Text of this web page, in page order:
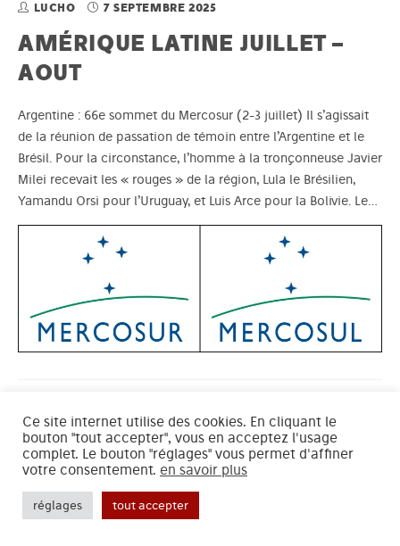
LUCHO 7 SEPTEMBRE 2025
AMÉRIQUE LATINE JUILLET –
AOUT
Argentine : 66e sommet du Mercosur (2-3 juillet) Il s’agissait
de la réunion de passation de témoin entre l’Argentine et le
Brésil. Pour la circonstance, l’homme à la tronçonneuse Javier
Milei recevait les « rouges » de la région, Lula le Brésilien,
Yamandu Orsi pour l’Uruguay, et Luis Arce pour la Bolivie. Le…
PROTECTION SOCIALE
BERNARD TEPER, FRÉDÉRIC PIERRU
7 SEPTEMBRE
2025
LA SÉCU NE DOIT PAS ÊTRE
Ce site internet utilise des cookies. En cliquant le
bouton "tout accepter", vous en acceptez l'usage
complet. Le bouton "réglages" vous permet d'affiner
votre consentement. en savoir plus
réglages tout accepter